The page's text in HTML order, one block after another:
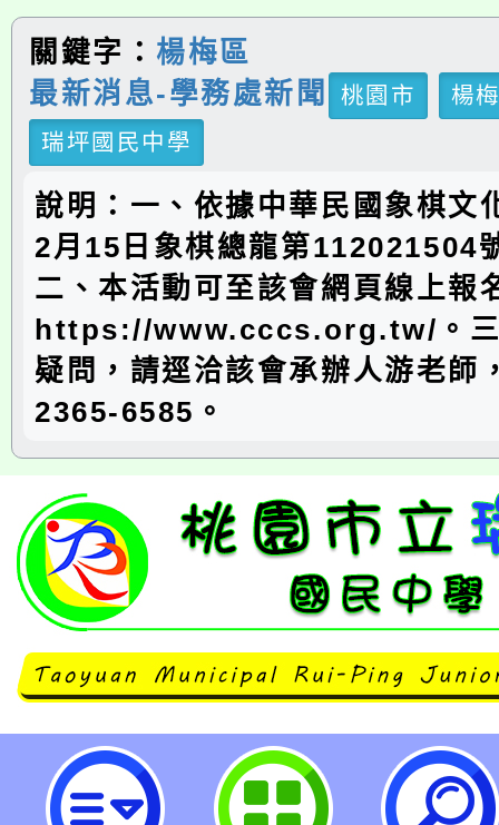
關鍵字： 楊梅區
最新消息-學務處新聞
桃園市
楊
瑞坪國民中學
說明：一、依據中華民國象棋文
2月15日象棋總龍第112021504
二、本活動可至該會網頁線上報
https://www.cccs.org.tw/。三
疑問，請逕洽該會承辦人游老師
2365-6585。
函轉中華民國象棋文化協會辦理「
象棋文化藝術研習活動」-桃園市